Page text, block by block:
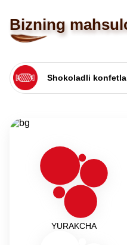
Bizning
Shokoladli
YURAKCHA